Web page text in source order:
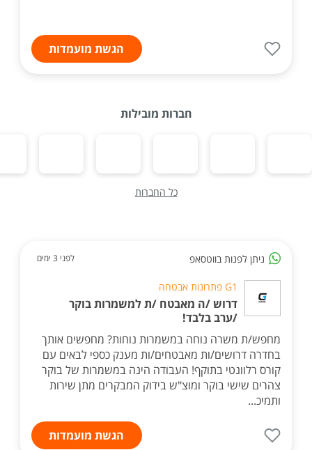
הגשת מועמדות
חברות מובילות
כל החברות
ניתן לפנות בווטסאפ לפני 3 ימים
G1 פתרונות אבטחה
דרוש /ה מאבטח /ת למשמרות בוקר
/ערב בלבד!
מחפש/ת משרה נוחה במשמרות נוחות? מחפשים אותך
בחדרה דרושים/ות מאבטחים/ות מענק כספי לבאים עם
קורס רלוונטי בתוקף! העבודה הינה במשמרות של בוקר
צהרים שישי בוקר ומוצ"ש בידוק המבקרים מתן שירות
ותמיכ...
הגשת מועמדות